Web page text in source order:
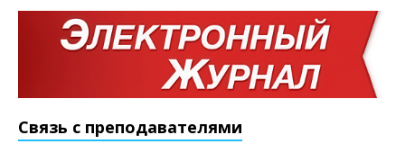
Связь с преподавателями